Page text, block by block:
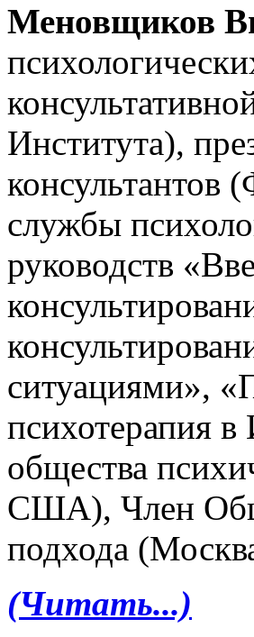
Меновщиков
Института),
консультантов
службы
руководств
ситуациями»,
психотерапия
общества
США), Член
подхода
(Читать...)